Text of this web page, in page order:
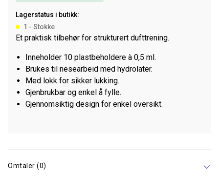
Lagerstatus i butikk:
1 - Stokke
Et praktisk tilbehør for strukturert dufttrening.
Inneholder 10 plastbeholdere à 0,5 ml.
Brukes til nesearbeid med hydrolater.
Med lokk for sikker lukking.
Gjenbrukbar og enkel å fylle.
Gjennomsiktig design for enkel oversikt.
Omtaler (0)